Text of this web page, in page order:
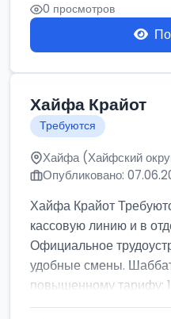
0 просмотров
Хайфа Крайот
Требуются
Хайфа (Хайфский
Опубликовано:
Хайфа Крайот
кассовую линию и в
Официальное
удобные смены.
повышенному тарифу: